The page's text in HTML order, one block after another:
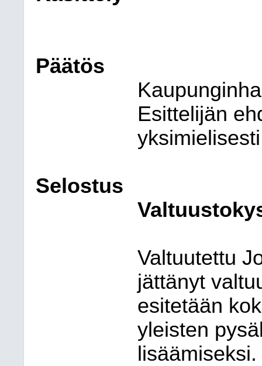
Päätös
Esittelijän
Selostus
Valtuutettu
jättänyt
esitetään
yleisten
lisäämiseksi.